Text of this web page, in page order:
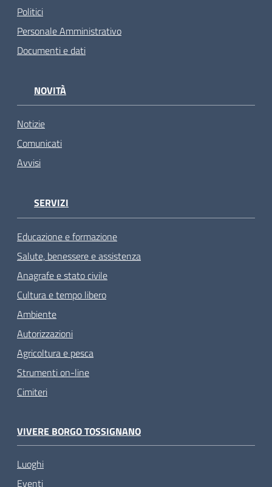
Politici
Personale Amministrativo
Documenti e dati
NOVITÀ
Notizie
Comunicati
Avvisi
SERVIZI
Educazione e formazione
Salute, benessere e assistenza
Anagrafe e stato civile
Cultura e tempo libero
Ambiente
Autorizzazioni
Agricoltura e pesca
Strumenti on-line
Cimiteri
VIVERE BORGO TOSSIGNANO
Luoghi
Eventi